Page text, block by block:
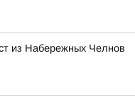
из Набережных Челнов